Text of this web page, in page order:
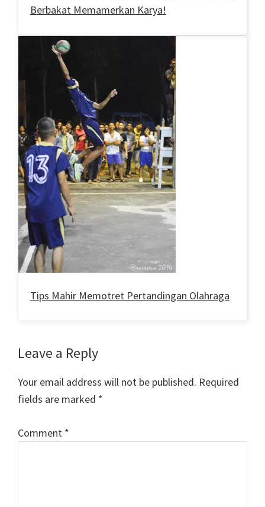
Berbakat Memamerkan Karya!
Tips Mahir Memotret Pertandingan Olahraga
Reader
Interactions
Leave a Reply
Your email address will not be published. Required
fields are marked *
Comment *